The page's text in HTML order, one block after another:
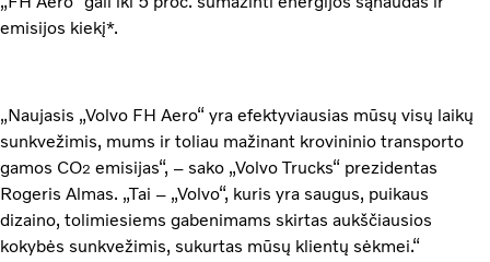
emisijos kiekį*.
„Naujasis „Volvo FH Aero“ yra efektyviausias mūsų visų laikų
sunkvežimis, mums ir toliau mažinant krovininio transporto
gamos CO2 emisijas“, – sako „Volvo Trucks“ prezidentas
Rogeris Almas. „Tai – „Volvo“, kuris yra saugus, puikaus
dizaino, tolimiesiems gabenimams skirtas aukščiausios
kokybės sunkvežimis, sukurtas mūsų klientų sėkmei.“